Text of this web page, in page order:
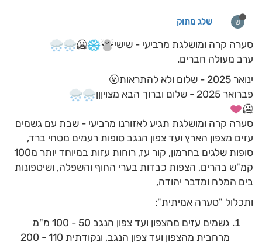
ש שלג מתוק
סערה קרה ומושלגת מרביעי - שישי
🥶
ערב מעולה חברים.
ינואר 2025 - שלום ולא להתראות🤬
פברואר 2025 - שלום וברוך הבא מצויןןן
🥶
סערה קרה ומושלגת תגיע לאזורנו מרביעי - שבת עם גשמים
עזים מצפון הארץ ועד צפון הנגב סופות רעמים מטחי ברד,
סופות שלגים בחרמון, קור עז, רוחות עזות במיוחד יותר מ100
קמ"ש בהרים, הצפות כבדות בערי החוף והשפלה, ושיטפונות
בים המלח ומדבר יהודה,
ותכלול "סערה אמיתית":
גשמים עזים מהצפון ועד צפון הנגב 50 - 100 מ"מ
מרחבית מהצפון ועד צפון הנגב, ונקודתית 110 - 200